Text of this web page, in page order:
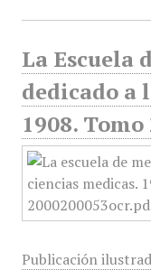
La Escuela
dedicado a
1908.
Publicación